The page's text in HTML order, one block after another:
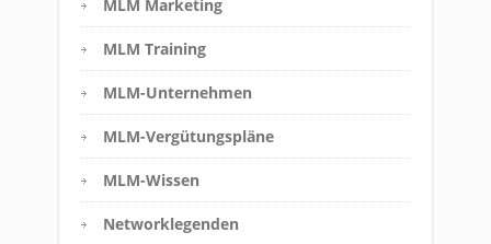
MLM Marketing
MLM Training
MLM-Unternehmen
MLM-Vergütungspläne
MLM-Wissen
Networklegenden